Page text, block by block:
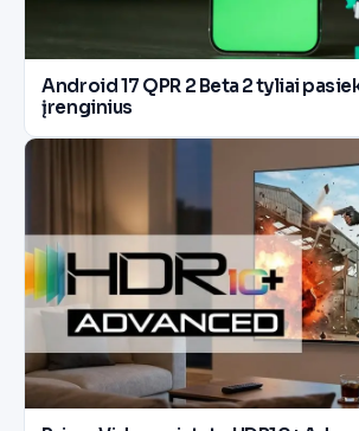
Android 17 QPR 2 Beta 2 tyliai
įrenginius